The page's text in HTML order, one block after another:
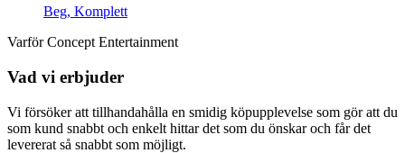
Beg, Komplett
Varför Concept Entertainment
Vad vi erbjuder
Vi försöker att tillhandahålla en smidig köpupplevelse som gör att du
som kund snabbt och enkelt hittar det som du önskar och får det
levererat så snabbt som möjligt.